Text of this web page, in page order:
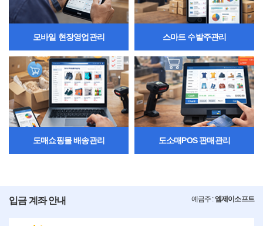
모바일 현장영업관리 스마트 수발주관리
도매쇼핑몰 배송관리 도소매POS 판매관리
입금 계좌 안내 예금주 :엠제이소프트